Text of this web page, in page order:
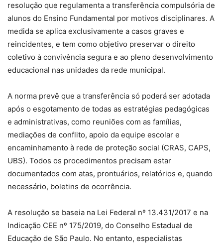
resolução que regulamenta a transferência compulsória de
alunos do Ensino Fundamental por motivos disciplinares. A
medida se aplica exclusivamente a casos graves e
reincidentes, e tem como objetivo preservar o direito
coletivo à convivência segura e ao pleno desenvolvimento
educacional nas unidades da rede municipal.
A norma prevê que a transferência só poderá ser adotada
após o esgotamento de todas as estratégias pedagógicas
e administrativas, como reuniões com as famílias,
mediações de conflito, apoio da equipe escolar e
encaminhamento à rede de proteção social (CRAS, CAPS,
UBS). Todos os procedimentos precisam estar
documentados com atas, prontuários, relatórios e, quando
necessário, boletins de ocorrência.
A resolução se baseia na Lei Federal nº 13.431/2017 e na
Indicação CEE nº 175/2019, do Conselho Estadual de
Educação de São Paulo. No entanto, especialistas